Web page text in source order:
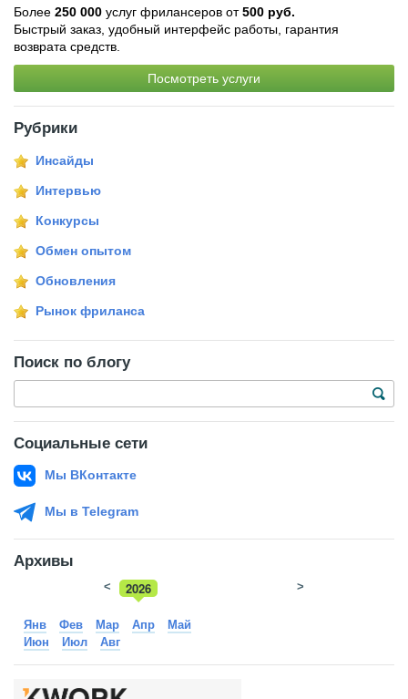
Более 250 000 услуг фрилансеров от500 руб.
Быстрый заказ, удобный интерфейс работы, гарантия
возврата средств.
Посмотреть услуги
Рубрики
Инсайды
Интервью
Конкурсы
Обмен опытом
Обновления
Рынок фриланса
Поиск по блогу
Социальные сети
Мы ВКонтакте
Мы в Telegram
Архивы
2026
2025
< >
Янв Фев Мар Апр
Май
Июн
Июл Авг